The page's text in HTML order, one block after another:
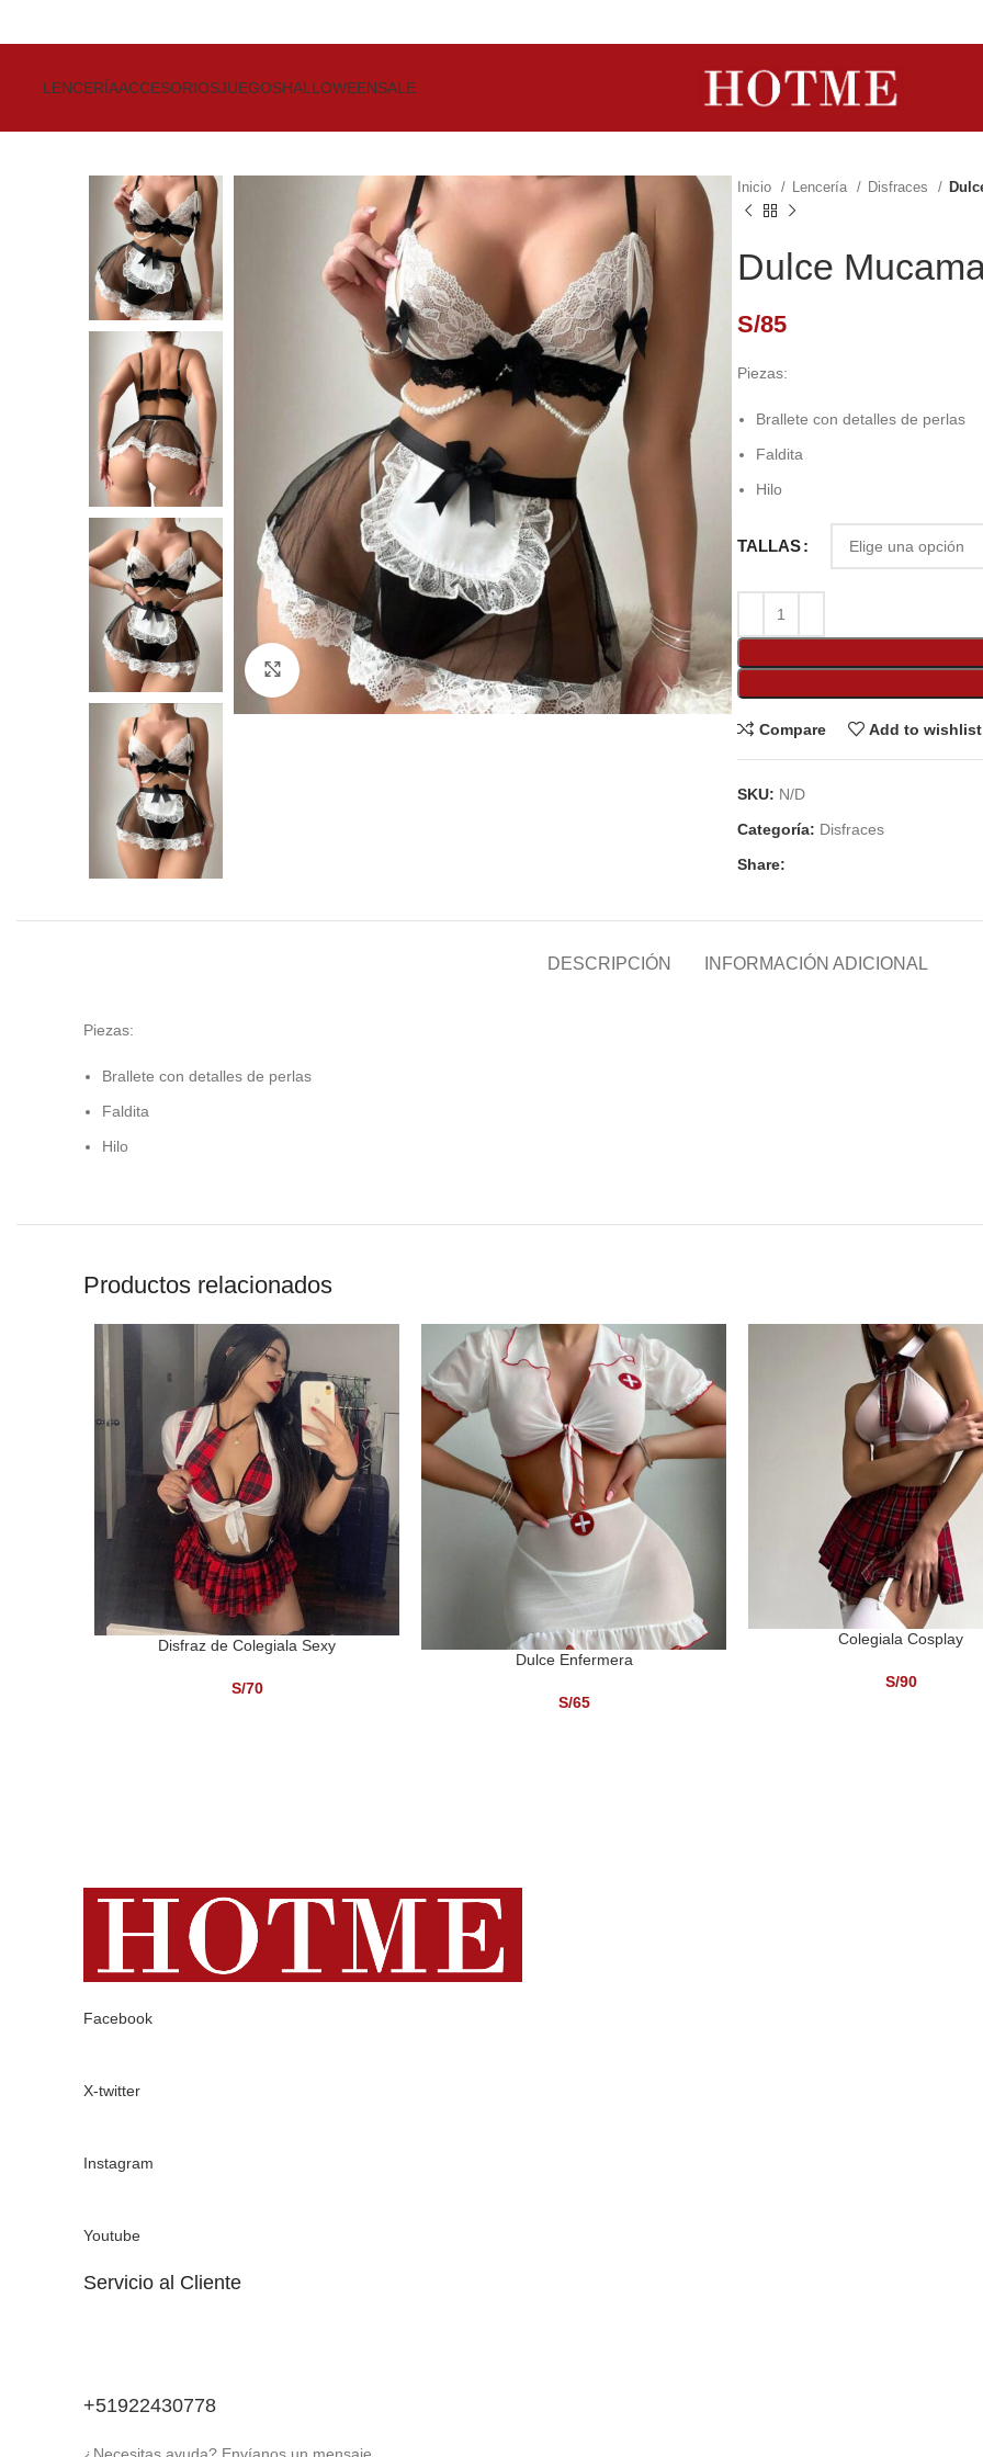
LENCERÍAACCESORIOSJUEGOSHALLOWEENSALE
Click to enlarge
Inicio Lencería Disfraces
Dulce
S/85
Piezas:
Brallete con detalles de perlas
Faldita
Hilo
TALLAS
Compare Add to wishlist
SKU: N/D
Categoría: Disfraces
Share:
DESCRIPCIÓN INFORMACIÓN ADICIONAL
Piezas:
Brallete con detalles de perlas
Faldita
Hilo
Productos relacionados
SELECCIONAR OPCIONES
Disfraz de Colegiala Sexy
S/70
SELECCIONAR OPCIONES
Dulce Enfermera
S/65
SELECCIONAR OPCIONES
Colegiala Cosplay
S/90
Facebook
X-twitter
Instagram
Youtube
Servicio al Cliente
+51922430778